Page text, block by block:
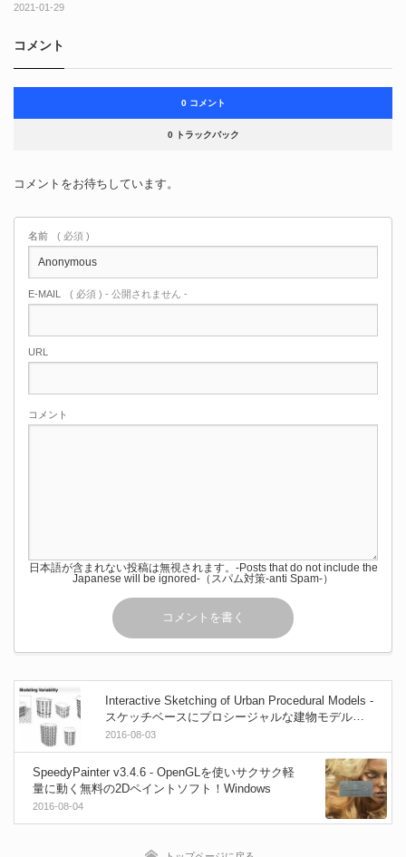
2021-01-29
コメント
0 コメント
0 トラックバック
コメントをお待ちしています。
名前 ( 必須 )
E-MAIL ( 必須 ) - 公開されません -
URL
コメント
日本語が含まれない投稿は無視されます。-Posts that do not include the
Japanese will be ignored-（スパム対策-anti Spam-）
Interactive Sketching of Urban Procedural Models -
スケッチベースにプロシージャルな建物モデルを
生成する技術論文！
2016-08-03
SpeedyPainter v3.4.6 - OpenGLを使いサクサク軽
量に動く無料の2Dペイントソフト！Windows
2016-08-04